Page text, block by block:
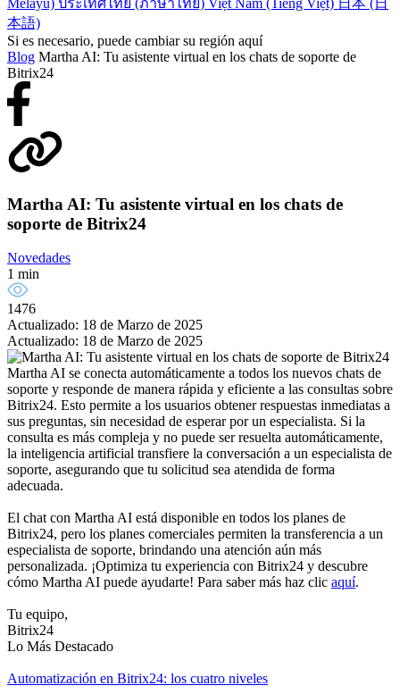
Melayu) ประเทศไทย (ภาษาไทย) Việt Nam (Tiếng Việt) 日本 (日
本語)
Si es necesario, puede cambiar su región aquí
Blog Martha AI: Tu asistente virtual en los chats de soporte de
Bitrix24
Martha AI: Tu asistente virtual en los chats de
soporte de Bitrix24
Novedades
1 min
1476
Actualizado: 18 de Marzo de 2025
Actualizado: 18 de Marzo de 2025
Martha AI se conecta automáticamente a todos los nuevos chats de
soporte y responde de manera rápida y eficiente a las consultas sobre
Bitrix24. Esto permite a los usuarios obtener respuestas inmediatas a
sus preguntas, sin necesidad de esperar por un especialista. Si la
consulta es más compleja y no puede ser resuelta automáticamente,
la inteligencia artificial transfiere la conversación a un especialista de
soporte, asegurando que tu solicitud sea atendida de forma
adecuada.
El chat con Martha AI está disponible en todos los planes de
Bitrix24, pero los planes comerciales permiten la transferencia a un
especialista de soporte, brindando una atención aún más
personalizada. ¡Optimiza tu experiencia con Bitrix24 y descubre
cómo Martha AI puede ayudarte! Para saber más haz clic aquí.
Tu equipo,
Bitrix24
Lo Más Destacado
Automatización en Bitrix24: los cuatro niveles